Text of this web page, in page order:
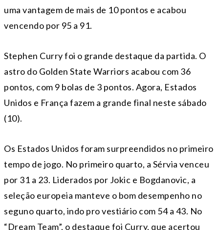
uma vantagem de mais de 10 pontos e acabou
vencendo por 95 a 91.
Stephen Curry foi o grande destaque da partida. O
astro do Golden State Warriors acabou com 36
pontos, com 9 bolas de 3 pontos. Agora, Estados
Unidos e França fazem a grande final neste sábado
(10).
Os Estados Unidos foram surpreendidos no primeiro
tempo de jogo. No primeiro quarto, a Sérvia venceu
por 31 a 23. Liderados por Jokic e Bogdanovic, a
seleção europeia manteve o bom desempenho no
seguno quarto, indo pro vestiário com 54 a 43. No
“Dream Team”, o destaque foi Curry, que acertou